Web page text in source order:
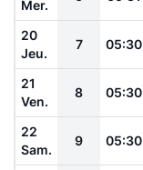
Mer.
20
Jeu.
7 05:30
21
Ven.
8 05:30
22
Sam.
9 05:30